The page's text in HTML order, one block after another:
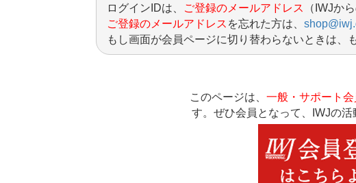
ログインIDは、
ご登録のメールアドレス （IWJか
ご登録のメールアドレス を忘れた方は、
もし画面が会員ページに切り替わらないときは、
このページは、 一般・サポート会
す。ぜひ会員となって、IWJの活